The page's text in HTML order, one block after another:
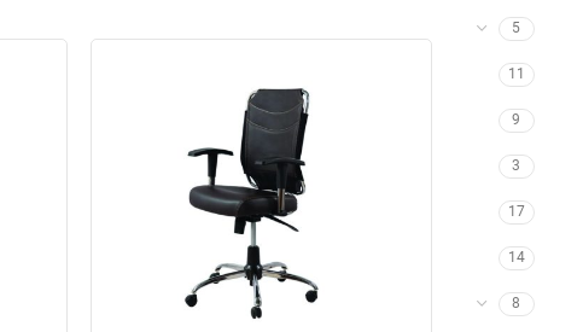
5
11
9
3
17
14
8